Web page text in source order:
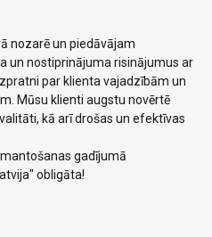
nozarē un piedāvājam
un nostiprinājuma risinājumus ar
par klienta vajadzībām un
Mūsu klienti augstu novērtē
kā arī drošas un efektīvas
gadījumā
obligāta!